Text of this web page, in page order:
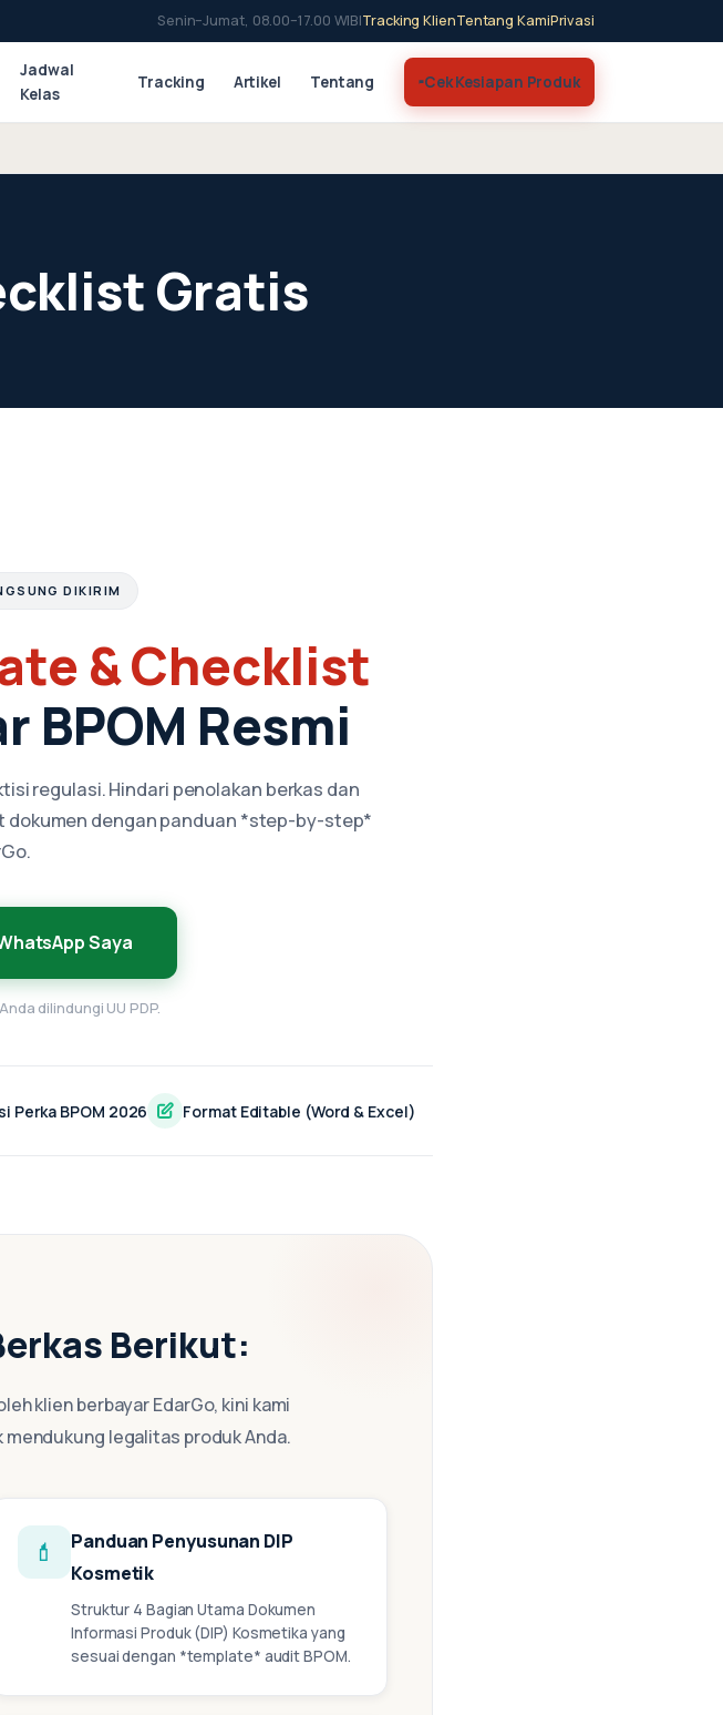
Senin–Jumat, 08.00–17.00 WIB|Tracking KlienTentang KamiPrivasi
Jadwal
Kelas
Tracking Artikel Tentang Cek Kesiapan Produk
Gratis
DIKIRIM
& Checklist
BPOM Resmi
regulasi. Hindari penolakan berkas dan
dengan panduan *step-by-step*
Saya
dilindungi UU PDP.
Perka BPOM 2026 Format Editable (Word & Excel)
Berikut:
klien berbayar EdarGo, kini kami
legalitas produk Anda.
💄
Panduan Penyusunan DIP
Kosmetik
Struktur 4 Bagian Utama Dokumen
Informasi Produk (DIP) Kosmetika yang
sesuai dengan *template* audit BPOM.